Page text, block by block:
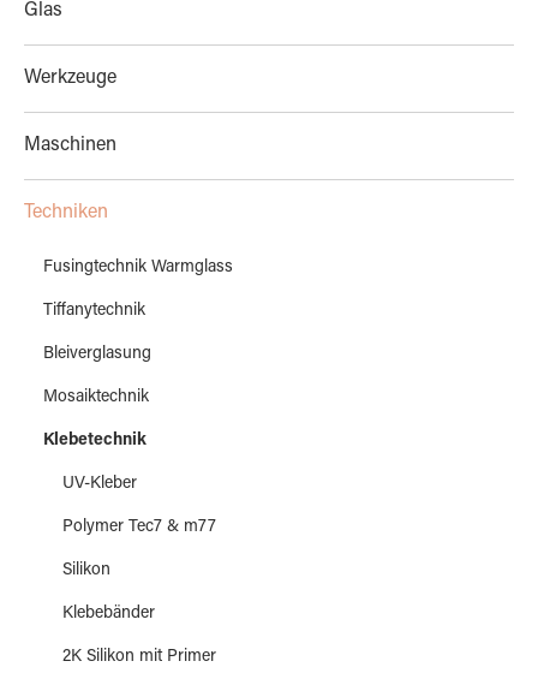
Glas
Werkzeuge
Maschinen
Techniken
Fusingtechnik Warmglass
Tiffanytechnik
Bleiverglasung
Mosaiktechnik
Klebetechnik
UV-Kleber
Polymer Tec7 & m77
Silikon
Klebebänder
2K Silikon mit Primer